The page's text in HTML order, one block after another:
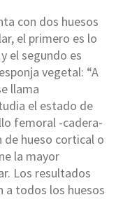
con dos huesos
el primero es lo
el segundo es
vegetal: “A
llama
el estado de
femoral -cadera-
de hueso cortical o
la mayor
Los resultados
a todos los huesos